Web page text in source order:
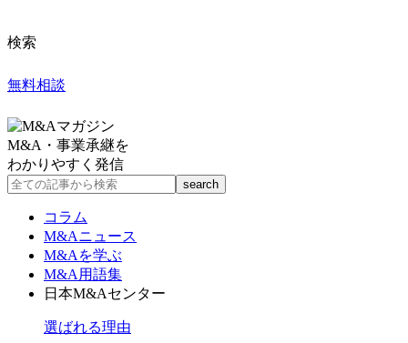
検索
無料相談
M&A・事業承継を
わかりやすく発信
コラム
M&Aニュース
M&Aを学ぶ
M&A用語集
日本M&Aセンター
選ばれる理由